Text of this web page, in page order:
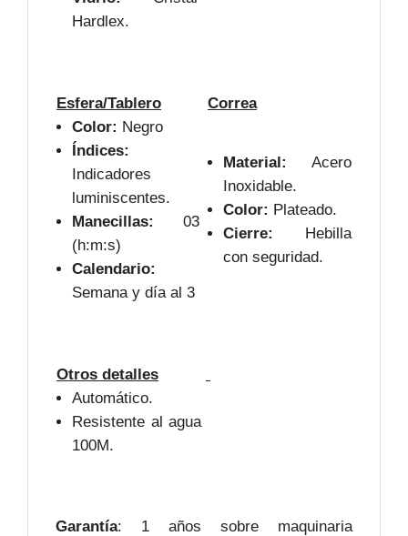
Hardlex.
Esfera/Tablero
Correa
Color: Negro
Índices:
Indicadores
luminiscentes.
Manecillas:
03
(h:m:s)
Calendario:
Semana y día al 3
Material: Acero
Inoxidable.
Color: Plateado.
Cierre:
Hebilla
con seguridad.
Otros detalles
Automático.
Resistente al agua
100M.
Garantía: 1 años sobre maquinaria